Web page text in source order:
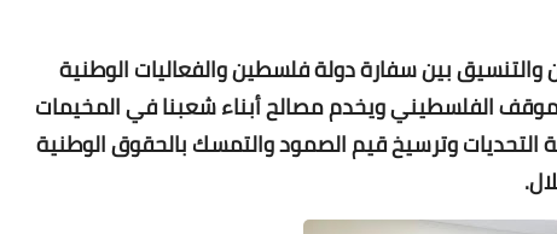
والتنسيق بين سفارة دولة فلسطين والفعاليات الوطنية
الفلسطيني ويخدم مصالح أبناء شعبنا في المخيمات
وترسيخ قيم الصمود والتمسك بالحقوق الوطنية
Www.albuss.net
13 يناير 2022